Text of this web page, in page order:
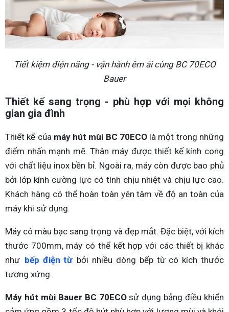
Tiết kiệm điện năng - vận hành êm ái cùng BC 70ECO
Bauer
Thiết kế sang trọng - phù hợp với mọi không
gian gia đình
Thiết kế của máy hút mùi BC 70ECOlà một trong những
điểm nhấn mạnh mẽ. Thân máy được thiết kế kính cong
với chất liệu inox bền bỉ. Ngoài ra, máy còn được bao phủ
bởi lớp kính cường lực có tính chịu nhiệt và chịu lực cao.
Khách hàng có thể hoàn toàn yên tâm về độ an toàn của
máy khi sử dụng.
Máy có màu bạc sang trọng và đẹp mắt. Đặc biệt, với kích
thước 700mm, máy có thể kết hợp với các thiết bị khác
như bếp điện từ bởi nhiều dòng bếp từ có kích thước
tương xứng.
Máy hút mùi Bauer BC 70ECOsử dụng bảng điều khiển